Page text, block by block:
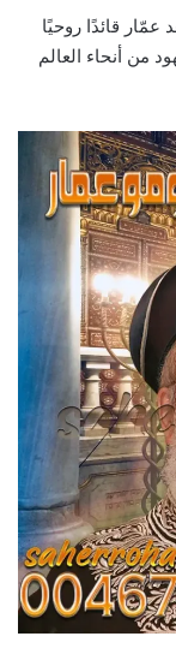
عمّار قائدًا روحيًا
من أنحاء العالم